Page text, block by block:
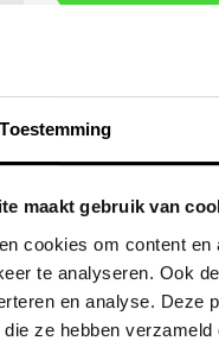
Toestemming
maakt gebruik van
cookies om content
te analyseren. Ook
en analyse. Deze
ze hebben
Beschikbaar